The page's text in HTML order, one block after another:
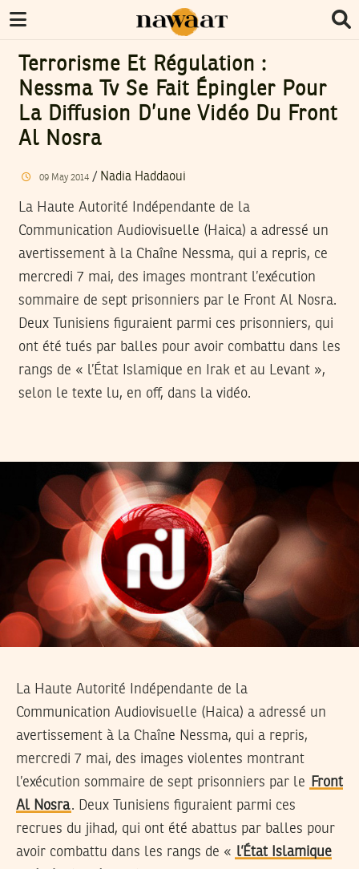
Terrorisme Et Régulation :
Nessma Tv Se Fait Épingler Pour
La Diffusion D’une Vidéo Du Front
Al Nosra
09 May 2014/ Nadia Haddaoui
La Haute Autorité Indépendante de la
Communication Audiovisuelle (Haica) a adressé un
avertissement à la Chaîne Nessma, qui a repris, ce
mercredi 7 mai, des images montrant l’exécution
sommaire de sept prisonniers par le Front Al Nosra.
Deux Tunisiens figuraient parmi ces prisonniers, qui
ont été tués par balles pour avoir combattu dans les
rangs de « l’État Islamique en Irak et au Levant »,
selon le texte lu, en off, dans la vidéo.
La Haute Autorité Indépendante de la
Communication Audiovisuelle (Haica) a adressé un
avertissement à la Chaîne Nessma, qui a repris,
mercredi 7 mai, des images violentes montrant
l’exécution sommaire de sept prisonniers par le
Front
Al Nosra. Deux Tunisiens figuraient parmi ces
recrues du jihad, qui ont été abattus par balles pour
avoir combattu dans les rangs de « l’État Islamique